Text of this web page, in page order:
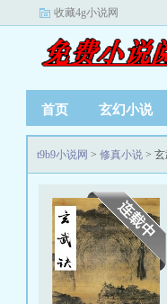
收藏4g小说网
首页 玄幻小说
t9b9小说网 > 修真小说 >